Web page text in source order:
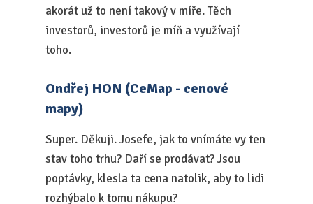
akorát už to není takový v míře. Těch
investorů, investorů je míň a využívají
toho.
Ondřej HON (CeMap - cenové
mapy)
Super. Děkuji. Josefe, jak to vnímáte vy ten
stav toho trhu? Daří se prodávat? Jsou
poptávky, klesla ta cena natolik, aby to lidi
rozhýbalo k tomu nákupu?